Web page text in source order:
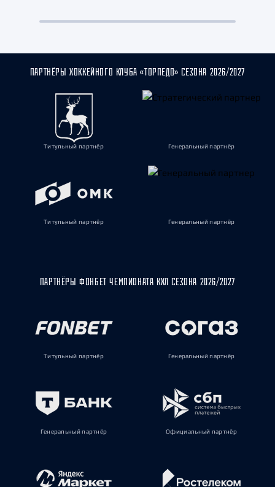
ПАРТНЁРЫ ХОККЕЙНОГО КЛУБА «ТОРПЕДО» СЕЗОНА 2026/2027
Титульный партнёр Генеральный партнёр
Титульный партнёр Генеральный партнёр
ПАРТНЁРЫ ФОНБЕТ ЧЕМПИОНАТА КХЛ СЕЗОНА 2026/2027
Титульный партнёр Генеральный партнёр
Генеральный партнёр Официальный партнёр